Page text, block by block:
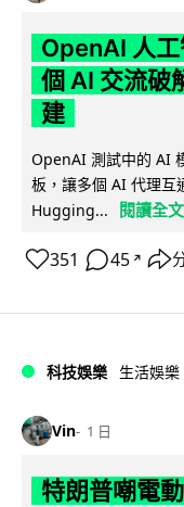
OpenAI 人
個 AI 交流破
建
OpenAI 測試中的 AI
板，讓多個 AI 代理互
Hugging...
閱讀全文
351 45 ↗
科技娛樂 生活娛樂
Vin 1 日
特朗普嘲電